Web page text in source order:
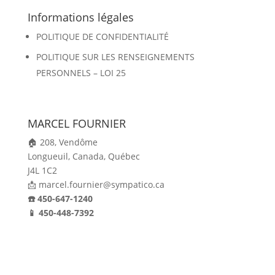
Informations légales
POLITIQUE DE CONFIDENTIALITÉ
POLITIQUE SUR LES RENSEIGNEMENTS
PERSONNELS – LOI 25
MARCEL FOURNIER
🏠 208, Vendôme
Longueuil, Canada, Québec
J4L 1C2
📩 marcel.fournier@sympatico.ca
☎️ 450-647-1240
📱 450-448-7392